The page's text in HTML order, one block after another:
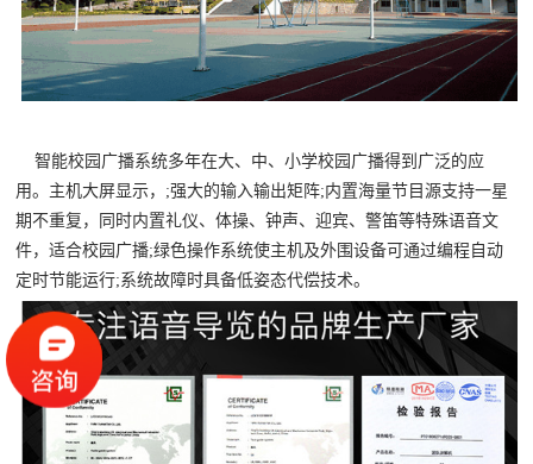
智能校园广播系统多年在大、中、小学校园广播得到广泛的应
用。主机大屏显示，;强大的输入输出矩阵;内置海量节目源支持一星
期不重复，同时内置礼仪、体操、钟声、迎宾、警笛等特殊语音文
件，适合校园广播;绿色操作系统使主机及外围设备可通过编程自动
定时节能运行;系统故障时具备低姿态代偿技术。